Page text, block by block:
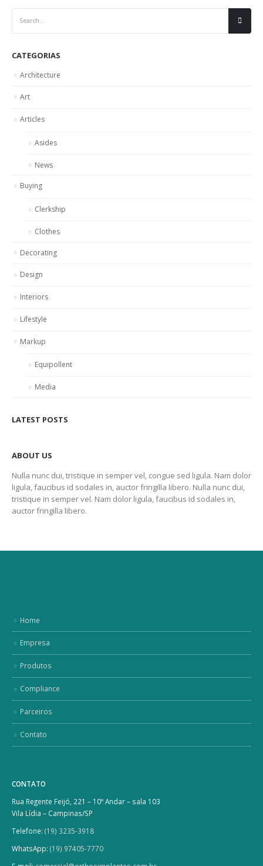
CATEGORIAS
Architecture
Art
Articles
Asides
News
Buying
Clerkship
Clothes
Decorating
Design
Interiors
Lifestyle
Markup
Equipollent
Media
LATEST POSTS
ABOUT US
Nulla nunc dui, tristique in semper vel, congue sed ligula. Nam dolor
ligula, faucibus id sodales in, auctor fringilla libero. Nulla nunc dui,
tristique in semper vel. Nam dolor ligula, faucibus id sodales in,
auctor fringilla libero.
Home
Empresa
Produtos
Compliance
Parceiros
Contato
CONTATO
Rua Regente Feijó, 221 – 10º Andar – sala 103
Vila Lídia – Campinas/SP
Telefone: (19) 3235-3918
WhatsApp: (19) 97405-7770